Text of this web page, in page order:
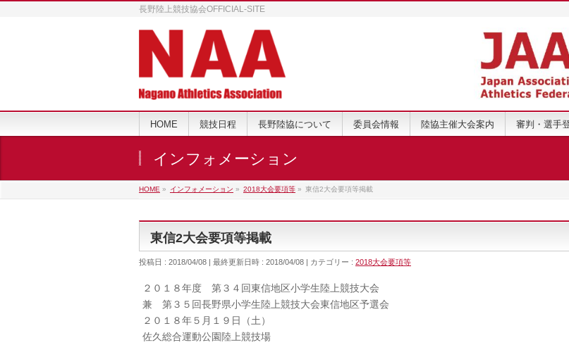
長野陸上競技協会OFFICIAL-SITE
HOME 競技日程 長野陸協について 委員会情報 陸協主催大会案内 審判・選手
インフォメーション
HOME » インフォメーション » 2018大会要項等 » 東信2大会要項等掲載
東信2大会要項等掲載
投稿日 : 2018/04/08 最終更新日時 : 2018/04/08 カテゴリー : 2018大会要項等
２０１８年度 第３４回東信地区小学生陸上競技大会
兼 第３５回長野県小学生陸上競技大会東信地区予選会
２０１８年５月１９日（土）
佐久総合運動公園陸上競技場